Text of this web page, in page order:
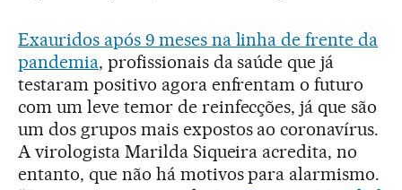
Exauridos após 9 meses na linha de frente da
pandemia, profissionais da saúde que já
testaram positivo agora enfrentam o futuro
com um leve temor de reinfecções, já que são
um dos grupos mais expostos ao coronavírus.
A virologista Marilda Siqueira acredita, no
entanto, que não há motivos para alarmismo.